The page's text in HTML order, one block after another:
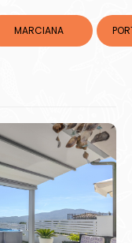
MARCIANA